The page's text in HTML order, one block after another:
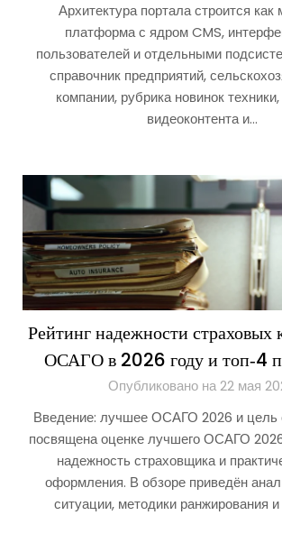
Архитектура портала строится как
платформа с ядром CMS,
пользователей и отдельными
справочник предприятий,
компании, рубрика новинок
видеоконтента и…
Рейтинг надежности
ОСАГО в 2026 году и топ‑4
Опубликовано на 22 мая
Введение: лучшее ОСАГО 2026 и цель
посвящена оценке лучшего ОСАГО
надежность страховщика и
оформления. В обзоре приведён
ситуации, методики ранжирования